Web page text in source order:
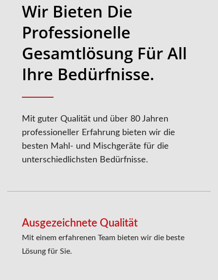
Wir Bieten Die
Professionelle
Gesamtlösung Für All
Ihre Bedürfnisse.
Mit guter Qualität und über 80 Jahren
professioneller Erfahrung bieten wir die
besten Mahl- und Mischgeräte für die
unterschiedlichsten Bedürfnisse.
Ausgezeichnete Qualität
Mit einem erfahrenen Team bieten wir die beste
Lösung für Sie.